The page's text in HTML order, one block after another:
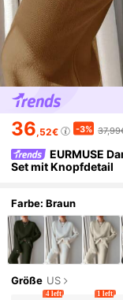
36,52€ -3%
EURMUSE
Set mit Knopfdetail
Farbe: Braun
Größe US
4 left 1 left